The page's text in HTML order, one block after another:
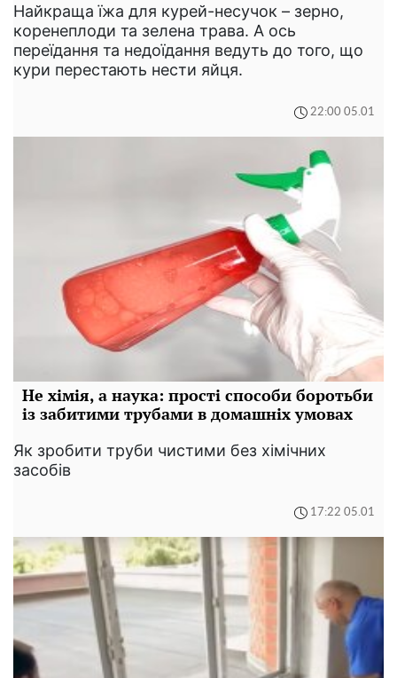
Найкраща їжа для курей-несучок – зерно,
коренеплоди та зелена трава. А ось
переїдання та недоїдання ведуть до того, що
кури перестають нести яйця.
22:00 05.01
Не хімія, а наука: прості способи боротьби
із забитими трубами в домашніх умовах
Як зробити труби чистими без хімічних
засобів
17:22 05.01